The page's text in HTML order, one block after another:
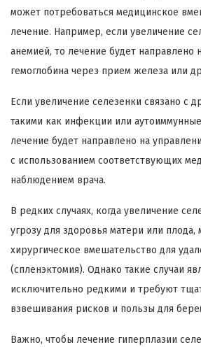
может потребоваться медицинское
лечение. Например, если увеличение
анемией, то лечение будет
гемоглобина через прием железа или
Если увеличение селезенки связано с
такими как инфекции или
лечение будет направлено на
с использованием соответствующих
наблюдением врача.
В редких случаях, когда увеличение
угрозу для здоровья матери или плода,
хирургическое вмешательство для
(спленэктомия). Однако такие случаи
исключительно редкими и требуют
взвешивания рисков и пользы для
Важно, чтобы лечение гиперплазии